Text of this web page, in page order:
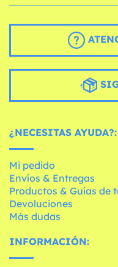
¿NECESITAS AYUDA?:
Mi pedido
Envíos & Entregas
Productos & Guías de
Devoluciones
Más dudas
INFORMACIÓN: